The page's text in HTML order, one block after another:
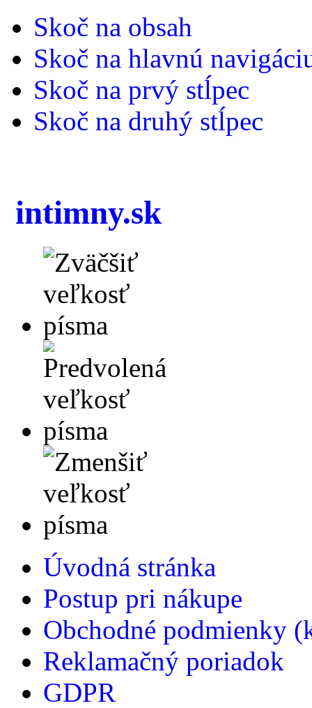
Skoč na obsah
Skoč na hlavnú
Skoč na prvý stĺpec
Skoč na druhý stĺpec
intimny.sk
Úvodná stránka
Postup pri nákupe
Obchodné podmienky
Reklamačný poriadok
GDPR